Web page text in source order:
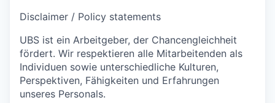
Disclaimer / Policy statements
UBS ist ein Arbeitgeber, der Chancengleichheit
fördert. Wir respektieren alle Mitarbeitenden als
Individuen sowie unterschiedliche Kulturen,
Perspektiven, Fähigkeiten und Erfahrungen
unseres Personals.